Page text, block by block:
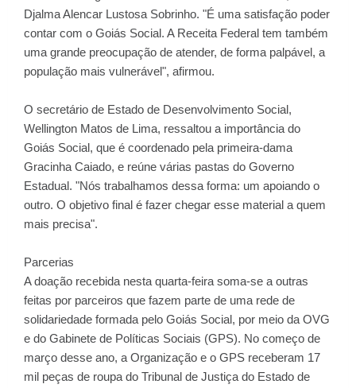
Djalma Alencar Lustosa Sobrinho. "É uma satisfação poder
contar com o Goiás Social. A Receita Federal tem também
uma grande preocupação de atender, de forma palpável, a
população mais vulnerável", afirmou.
O secretário de Estado de Desenvolvimento Social,
Wellington Matos de Lima, ressaltou a importância do
Goiás Social, que é coordenado pela primeira-dama
Gracinha Caiado, e reúne várias pastas do Governo
Estadual. "Nós trabalhamos dessa forma: um apoiando o
outro. O objetivo final é fazer chegar esse material a quem
mais precisa".
Parcerias
A doação recebida nesta quarta-feira soma-se a outras
feitas por parceiros que fazem parte de uma rede de
solidariedade formada pelo Goiás Social, por meio da OVG
e do Gabinete de Políticas Sociais (GPS). No começo de
março desse ano, a Organização e o GPS receberam 17
mil peças de roupa do Tribunal de Justiça do Estado de